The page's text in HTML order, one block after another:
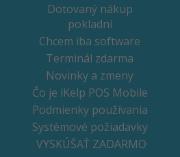
Dotovaný nákup
pokladní
Chcem iba software
Terminál zdarma
Novinky a zmeny
Čo je iKelp POS Mobile
Podmienky používania
Systémové požiadavky
VYSKÚŠAŤ ZADARMO